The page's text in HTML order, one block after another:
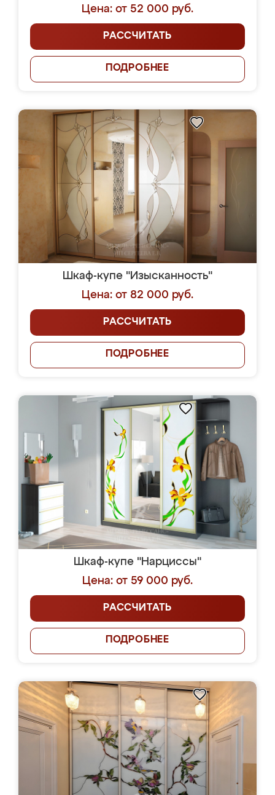
Цена: от 52 000 руб.
РАССЧИТАТЬ
ПОДРОБНЕЕ
Шкаф-купе "Изысканность"
Цена: от 82 000 руб.
РАССЧИТАТЬ
ПОДРОБНЕЕ
Шкаф-купе "Нарциссы"
Цена: от 59 000 руб.
РАССЧИТАТЬ
ПОДРОБНЕЕ